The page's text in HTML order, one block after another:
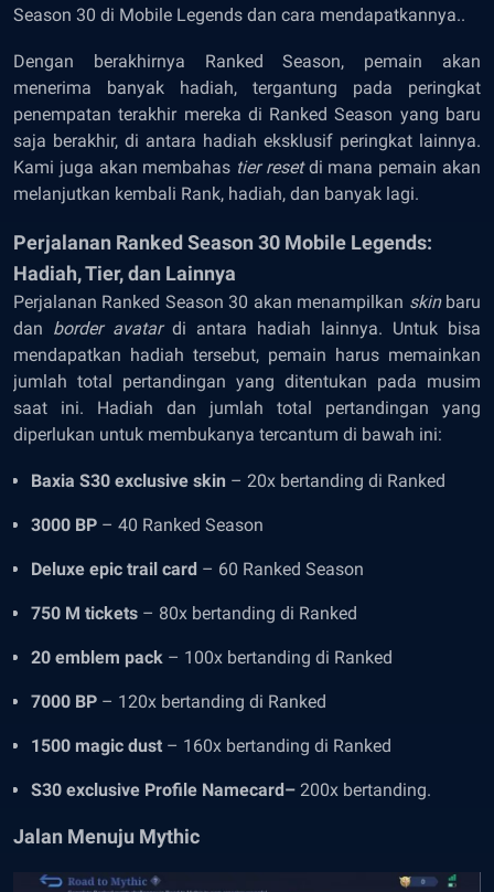
Season 30 di Mobile Legends dan cara mendapatkannya..
Dengan berakhirnya Ranked Season, pemain akan
menerima banyak hadiah, tergantung pada peringkat
penempatan terakhir mereka di Ranked Season yang baru
saja berakhir, di antara hadiah eksklusif peringkat lainnya.
Kami juga akan membahas tier resetdi mana pemain akan
melanjutkan kembali Rank, hadiah, dan banyak lagi.
Perjalanan Ranked Season 30 Mobile Legends:
Hadiah, Tier, dan Lainnya
Perjalanan Ranked Season 30 akan menampilkan skinbaru
dan border avatardi antara hadiah lainnya. Untuk bisa
mendapatkan hadiah tersebut, pemain harus memainkan
jumlah total pertandingan yang ditentukan pada musim
saat ini. Hadiah dan jumlah total pertandingan yang
diperlukan untuk membukanya tercantum di bawah ini:
Baxia S30 exclusive skin – 20x bertanding di Ranked
3000 BP – 40 Ranked Season
Deluxe epic trail card – 60 Ranked Season
750 M tickets – 80x bertanding di Ranked
20 emblem pack – 100x bertanding di Ranked
7000 BP – 120x bertanding di Ranked
1500 magic dust – 160x bertanding di Ranked
S30 exclusive Profile Namecard– 200x bertanding.
Jalan Menuju Mythic